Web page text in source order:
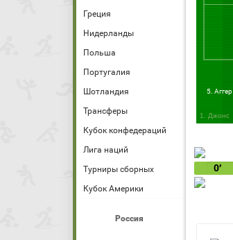
Греция
Нидерланды
Польша
Португалия
Шотландия
Трансферы
Кубок конфедераций
Лига наций
Турниры сборных
Кубок Америки
Россия
5. Аггер
1. Джонс
0′